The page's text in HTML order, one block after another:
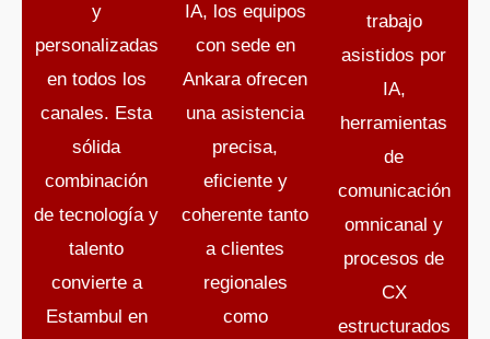
y
personalizadas
en todos los
canales. Esta
sólida
combinación
de tecnología y
talento
convierte a
Estambul en
IA, los equipos
con sede en
Ankara ofrecen
una asistencia
precisa,
eficiente y
coherente tanto
a clientes
regionales
como
trabajo
asistidos por
IA,
herramientas
de
comunicación
omnicanal y
procesos de
CX
estructurados